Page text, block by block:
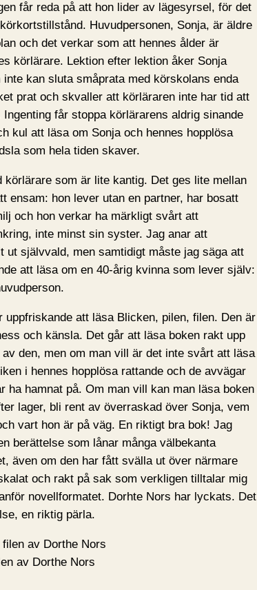
får reda på att hon lider av lägesyrsel, för det
Huvudpersonen, Sonja, är äldre
och det verkar som att hennes ålder är
körlärare. Lektion efter lektion åker Sonja
kan sluta småprata med körskolans enda
prat och skvaller att körläraren inte har tid att
Ingenting får stoppa körlärarens aldrig sinande
kul att läsa om Sonja och hennes hopplösa
som hela tiden skaver.
körlärare som är lite kantig. Det ges lite mellan
ensam: hon lever utan en partner, har bosatt
och hon verkar ha märkligt svårt att
inte minst sin syster. Jag anar att
ut självvald, men samtidigt måste jag säga att
att läsa om en 40-årig kvinna som lever själv:
att läsa Blicken, pilen, filen. Den är
och känsla. Det går att läsa boken rakt upp
den, men om man vill är det inte svårt att läsa
i hennes hopplösa rattande och de avvägar
ha hamnat på. Om man vill kan man läsa boken
lager, bli rent av överraskad över Sonja, vem
vart hon är på väg. En riktigt bra bok! Jag
berättelse som lånar många välbekanta
även om den har fått svälla ut över närmare
och rakt på sak som verkligen tilltalar mig
novellformatet. Dorhte Nors har lyckats. Det
en riktig pärla.
av Dorthe Nors